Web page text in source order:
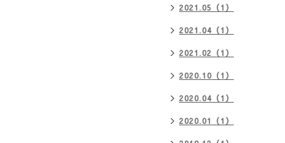
2021.05（1）
2021.04（1）
2021.02（1）
2020.10（1）
2020.04（1）
2020.01（1）